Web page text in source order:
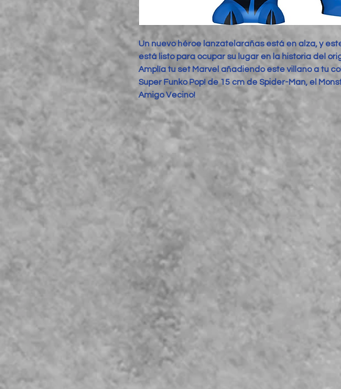
Un nuevo héroe lanzatelarañas está en alza, y
está listo para ocupar su lugar en la historia del
Amplía tu set Marvel añadiendo este villano a tu
Super Funko Pop! de 15 cm de Spider-Man, el
Amigo Vecino!